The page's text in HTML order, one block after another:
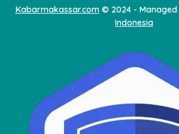
Kabarmakassar.com© 2024 - Managed
Indonesia